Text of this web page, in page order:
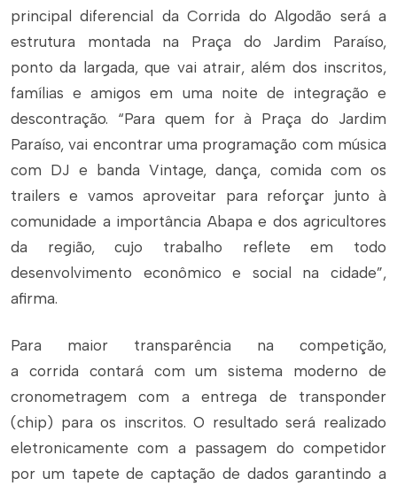
principal diferencial da Corrida do Algodão será a
estrutura montada na Praça do Jardim Paraíso,
ponto da largada, que vai atrair, além dos inscritos,
famílias e amigos em uma noite de integração e
descontração. “Para quem for à Praça do Jardim
Paraíso, vai encontrar uma programação com música
com DJ e banda Vintage, dança, comida com os
trailers e vamos aproveitar para reforçar junto à
comunidade a importância Abapa e dos agricultores
da região, cujo trabalho reflete em todo
desenvolvimento econômico e social na cidade”,
afirma.
Para maior transparência na competição,
a corrida contará com um sistema moderno de
cronometragem com a entrega de transponder
(chip) para os inscritos. O resultado será realizado
eletronicamente com a passagem do competidor
por um tapete de captação de dados garantindo a